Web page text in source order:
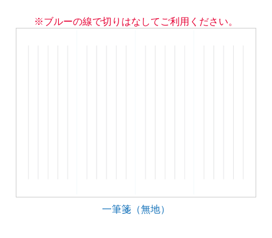
※ブルーの線で切りはなしてご利用ください。
一筆箋（無地）